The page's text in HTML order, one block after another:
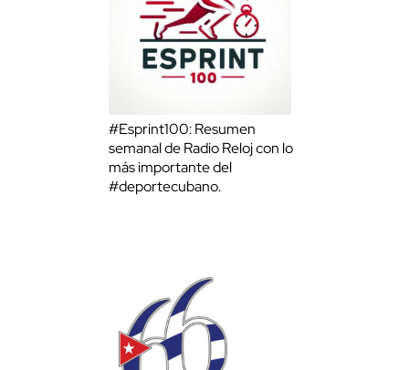
#Esprint100: Resumen
semanal de Radio Reloj con lo
más importante del
#deportecubano.